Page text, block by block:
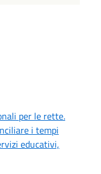
per le rette.
i tempi
educativi,